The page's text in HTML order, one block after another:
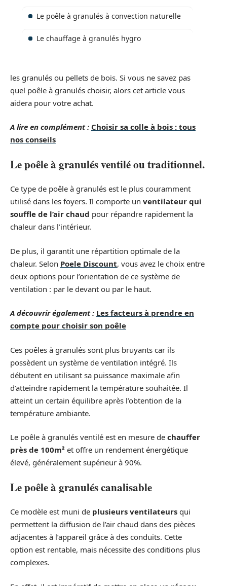
Le poêle à granulés à convection naturelle
Le chauffage à granulés hygro
les granulés ou pellets de bois. Si vous ne savez pas
quel poêle à granulés choisir, alors cet article vous
aidera pour votre achat.
A lire en complément : Choisir sa colle à bois : tous
nos conseils
Le poêle à granulés ventilé ou traditionnel.
Ce type de poêle à granulés est le plus couramment
utilisé dans les foyers. Il comporte un ventilateur qui
souffle de l’air chaud pour répandre rapidement la
chaleur dans l’intérieur.
De plus, il garantit une répartition optimale de la
chaleur. Selon Poele Discount, vous avez le choix entre
deux options pour l’orientation de ce système de
ventilation : par le devant ou par le haut.
A découvrir également : Les facteurs à prendre en
compte pour choisir son poêle
Ces poêles à granulés sont plus bruyants car ils
possèdent un système de ventilation intégré. Ils
débutent en utilisant sa puissance maximale afin
d’atteindre rapidement la température souhaitée. Il
atteint un certain équilibre après l’obtention de la
température ambiante.
Le poêle à granulés ventilé est en mesure de chauffer
près de 100m² et offre un rendement énergétique
élevé, généralement supérieur à 90%.
Le poêle à granulés canalisable
Ce modèle est muni de plusieurs ventilateurs qui
permettent la diffusion de l’air chaud dans des pièces
adjacentes à l’appareil grâce à des conduits. Cette
option est rentable, mais nécessite des conditions plus
complexes.